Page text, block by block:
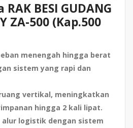
BESI GUDANG
ZA-500 (Kap.500
menengah hingga berat
sistem yang rapi dan
vertikal, meningkatkan
hingga 2 kali lipat.
alur logistik dengan sistem